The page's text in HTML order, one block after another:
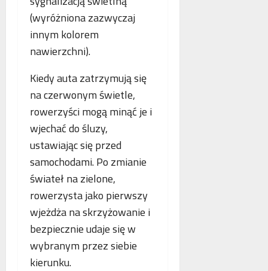
(wyróżniona zazwyczaj
innym kolorem
nawierzchni).
Kiedy auta zatrzymują się
na czerwonym świetle,
rowerzyści mogą minąć je i
wjechać do śluzy,
ustawiając się przed
samochodami. Po zmianie
świateł na zielone,
rowerzysta jako pierwszy
wjeżdża na skrzyżowanie i
bezpiecznie udaje się w
wybranym przez siebie
kierunku.